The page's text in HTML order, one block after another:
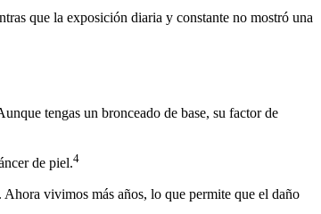
que la exposición diaria y constante no mostró una
tengas un bronceado de base, su factor de
de piel.4
Ahora vivimos más años, lo que permite que el daño